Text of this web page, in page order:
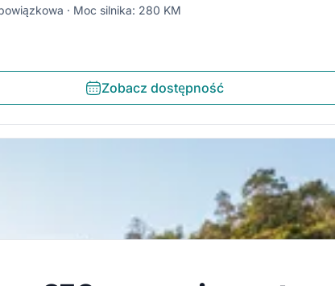
Moc silnika: 280 KM
Zobacz dostępność
€50 na swoją następną